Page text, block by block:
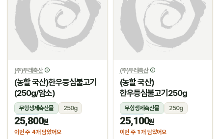
(주)두레축산
(농할 국산)한우등심불고기
(250g/암소)
무항생제축산물
250g
냉장
25,800원
이번 주 4개 담았어요
(주)두레축산
(농할 국산)
한우등심불고기250g
무항생제축산물
250g
냉장
25,100원
이번 주 1개 담았어요